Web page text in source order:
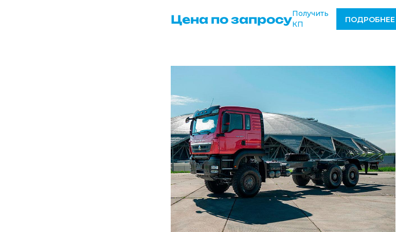
Цена по запросуПолучить
КП
ПОДРОБНЕЕ